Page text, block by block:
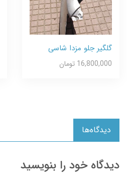
گلگیر جلو مزدا شاسی
16,800,000 تومان
دیدگاه‌ها
دیدگاه خود را بنویسید